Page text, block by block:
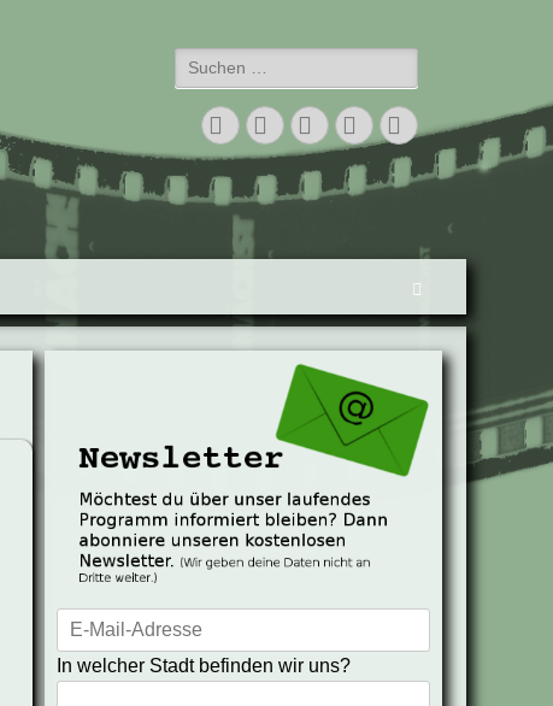
Suchen
nach:
Facebook
Twitter
E-
Mail
VimeoInstagram
In welcher Stadt befinden wir uns?